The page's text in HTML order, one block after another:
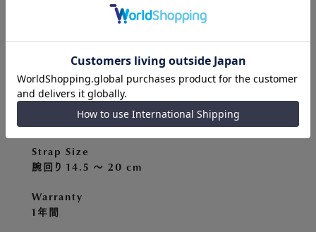
Water Resistant
Apple Watchの防水性に準ずる
再生シリコン / イタリアンレザー
Strap Size
腕回り 14.5 〜 20 cm
Warranty
1年間